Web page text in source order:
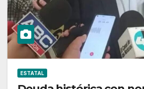
ESTATAL